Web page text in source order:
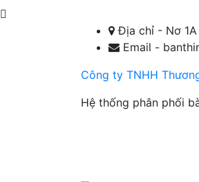
Địa chỉ - Nơ
Email -
Công ty TNHH
Hệ thống phân phối